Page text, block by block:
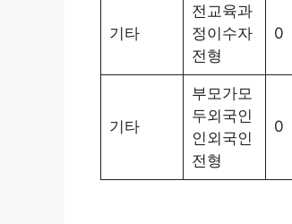
기타
전교육과
정이수자
전형
0
기타
부모가모
두외국인
인외국인
전형
0